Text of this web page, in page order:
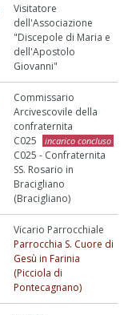
Visitatore
dell'Associazione
"Discepole di Maria e
dell'Apostolo
Giovanni"
Commissario
Arcivescovile della
confraternita
C025
incarico concluso
C025 - Confraternita
SS. Rosario in
Bracigliano
(Bracigliano)
Vicario Parrocchiale
Parrocchia S. Cuore di
Gesù in Farinia
(Picciola di
Pontecagnano)